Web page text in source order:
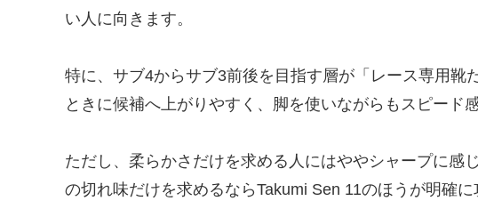
い人に向きます。
特に、サブ4からサブ3前後を目指す層が「レース専用靴
ときに候補へ上がりやすく、脚を使いながらもスピード
ただし、柔らかさだけを求める人にはややシャープに感
の切れ味だけを求めるならTakumi Sen 11のほうが明確に